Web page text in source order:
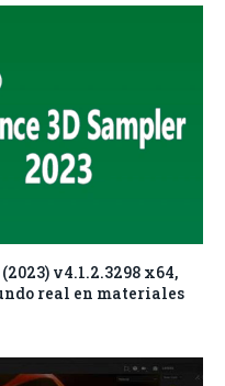
v4.1.2.3298 x64,
real en materiales